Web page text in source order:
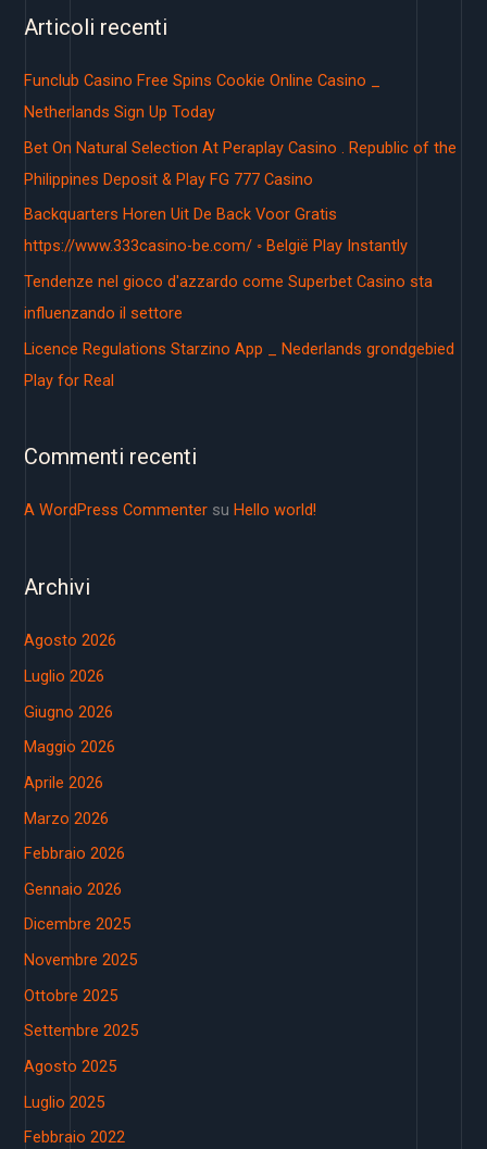
c
a
:
Articoli recenti
Funclub Casino Free Spins Cookie Online Casino _
Netherlands Sign Up Today
Bet On Natural Selection At Peraplay Casino . Republic of the
Philippines Deposit & Play FG 777 Casino
Backquarters Horen Uit De Back Voor Gratis
https://www.333casino-be.com/ ◦ België Play Instantly
Tendenze nel gioco d'azzardo come Superbet Casino sta
influenzando il settore
Licence Regulations Starzino App _ Nederlands grondgebied
Play for Real
Commenti recenti
A WordPress Commenter su Hello world!
Archivi
Agosto 2026
Luglio 2026
Giugno 2026
Maggio 2026
Aprile 2026
Marzo 2026
Febbraio 2026
Gennaio 2026
Dicembre 2025
Novembre 2025
Ottobre 2025
Settembre 2025
Agosto 2025
Luglio 2025
Febbraio 2022